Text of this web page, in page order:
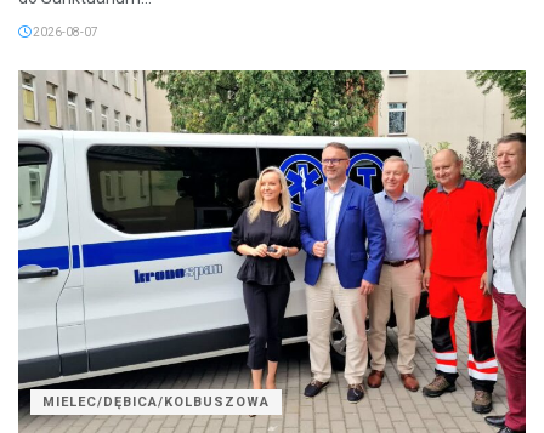
2026-08-07
MIELEC/DĘBICA/KOLBUSZOWA